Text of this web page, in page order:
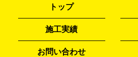
トップ
施工実績
お問い合わせ